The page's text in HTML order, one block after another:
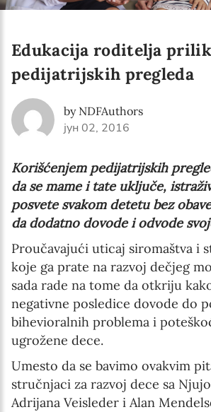
Edukacija roditelja
pedijatrijskih pregleda
by NDFAuthors
јун 02, 2016
Korišćenjem pedijatrijskih
da se mame i tate uključe,
posvete svakom detetu bez
da dodatno dovode i odvode
Proučavajući uticaj siromaštva i
koje ga prate na razvoj dečjeg
sada rade na tome da otkriju
negativne posledice dovode do
bihevioralnih problema i
ugrožene dece.
Umesto da se bavimo ovakvim
stručnjaci za razvoj dece sa
Adrijana Veisleder i Alan
The Early Years Blog
SUBSCRIBE